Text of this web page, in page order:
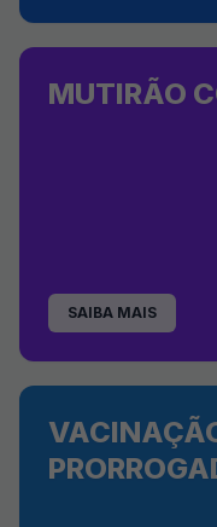
MUTIRÃO
SAIBA MAIS